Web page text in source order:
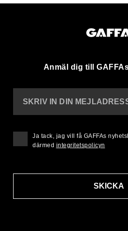
Anmäl dig till
SKRIV IN DIN
SKICKA
Ja tack, jag vill få GAFFAs
därmed integritetspolicyn